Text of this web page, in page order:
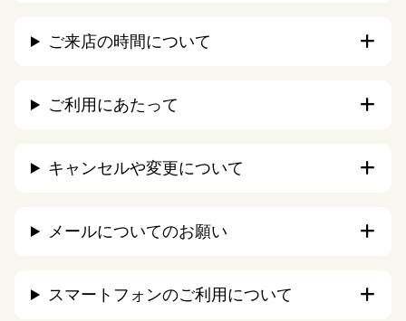
ご来店の時間について
ご利用にあたって
キャンセルや変更について
メールについてのお願い
スマートフォンのご利用について